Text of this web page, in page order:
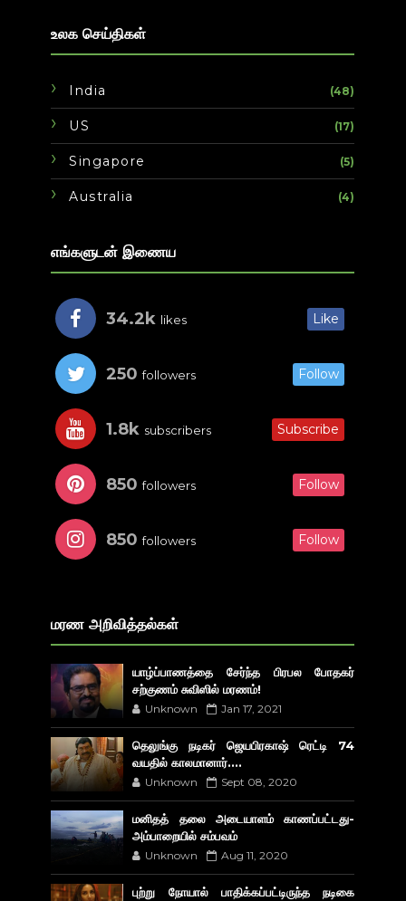
உலக செய்திகள்
India (48)
US (17)
Singapore (5)
Australia (4)
எங்களுடன் இணைய
34.2k likes Like
250 followers Follow
1.8k subscribers Subscribe
850 followers Follow
850 followers Follow
மரண அறிவித்தல்கள்
யாழ்ப்பாணத்தை சேர்ந்த பிரபல போதகர்
சற்குணம் சுவிஸில் மரணம்!
Unknown Jan 17, 2021
தெலுங்கு நடிகர் ஜெயபிரகாஷ் ரெட்டி 74
வயதில் காலமானார்....
Unknown Sept 08, 2020
மனிதத் தலை அடையாளம் காணப்பட்டது-
அம்பாறையில் சம்பவம்
Unknown Aug 11, 2020
புற்று நோயால் பாதிக்கப்பட்டிருந்த நடிகை